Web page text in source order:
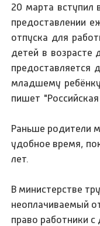
20 марта вступил
предоставлении
отпуска для
детей в возрасте
предоставляется
младшему
пишет "Российская
Раньше родители
удобное время,
лет.
В министерстве
неоплачиваемый
право работники